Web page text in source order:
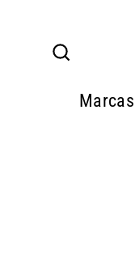
Marcas